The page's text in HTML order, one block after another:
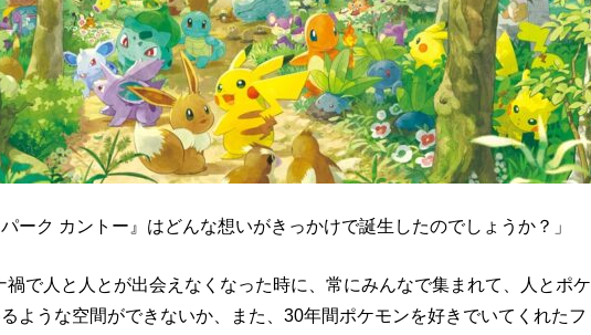
ーク カントー』はどんな想いがきっかけで誕生したのでしょうか？」
禍で人と人とが出会えなくなった時に、常にみんなで集まれて、人とポケ
ような空間ができないか、また、30年間ポケモンを好きでいてくれたフ